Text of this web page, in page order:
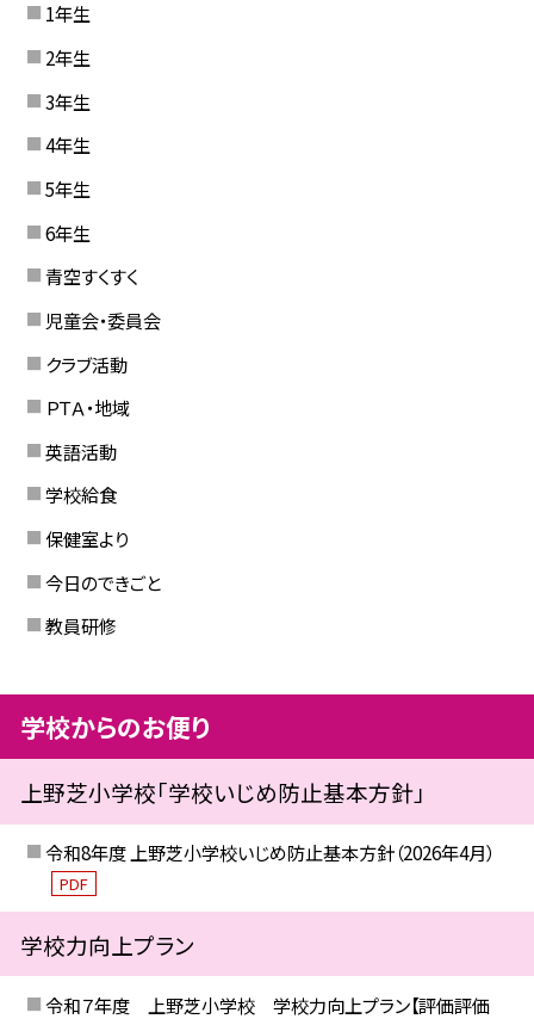
1年生
2年生
3年生
4年生
5年生
6年生
青空すくすく
児童会・委員会
クラブ活動
ＰＴＡ・地域
英語活動
学校給食
保健室より
今日のできごと
教員研修
学校からのお便り
上野芝小学校「学校いじめ防止基本方針」
令和8年度 上野芝小学校いじめ防止基本方針（2026年4月）
PDF
学校力向上プラン
令和７年度 上野芝小学校 学校力向上プラン【評価評価